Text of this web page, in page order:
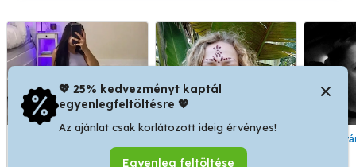
Budapest Astoria
stresszoldó vagy frissítő-
izomlazító
💖 25% kedvezményt kaptál
egyenlegfeltöltésre 💖
Az ajánlat csak korlátozott ideig érvényes!
Egyenleg feltöltése